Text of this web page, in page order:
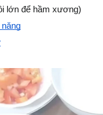
lớn để hầm xương)
năng